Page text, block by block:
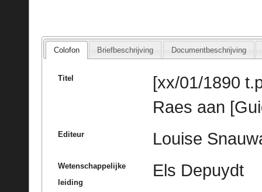
Colofon Briefbeschrijving Documentbeschrijving
Titel
[xx/01/1890
Raes aan
Editeur Louise
Wetenschappelijke
leiding
Els Depuydt